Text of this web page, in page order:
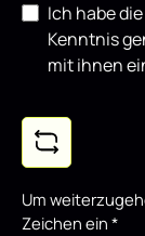
Ich habe die
Kenntnis
mit ihnen
Um
Zeichen ein *